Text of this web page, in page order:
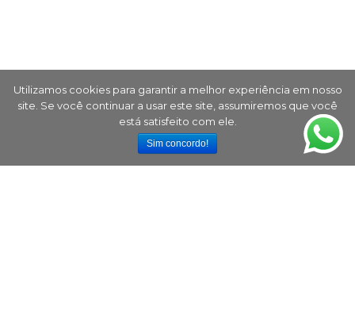
Utilizamos cookies para garantir a melhor experiência em nosso
site. Se você continuar a usar este site, assumiremos que você
está satisfeito com ele.
Sim concordo!